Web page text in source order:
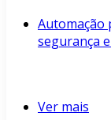
Automação
segurança
Ver mais